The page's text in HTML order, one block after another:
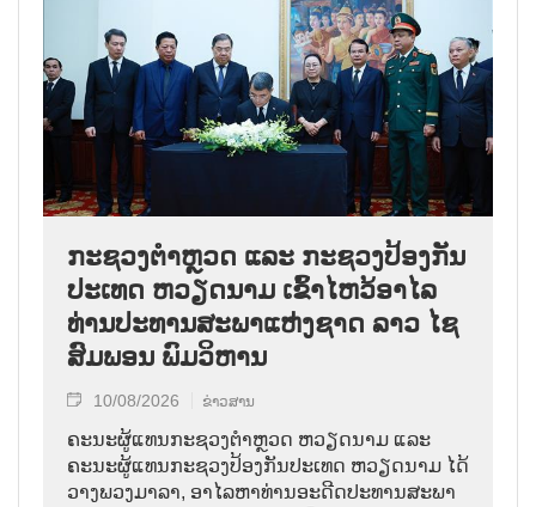
ກະຊວງຕຳຫຼວດ ແລະ ກະຊວງປ້ອງກັນ
ປະເທດ ຫວຽດນາມ ເຂົ້າໄຫວ້ອາໄລ
ທ່ານປະທານສະພາແຫ່ງຊາດ ລາວ ໄຊ
ສົມພອນ ພົມວິຫານ
10/08/2026 ຂ່າວສານ
ຄະນະຜູ້ແທນກະຊວງຕຳຫຼວດ ຫວຽດນາມ ແລະ
ຄະນະຜູ້ແທນກະຊວງປ້ອງກັນປະເທດ ຫວຽດນາມ ໄດ້
ວາງພວງມາລາ, ອາໄລຫາທ່ານອະດີດປະທານສະພາ